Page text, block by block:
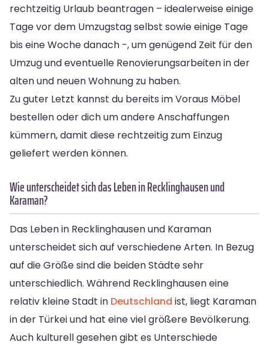
rechtzeitig Urlaub beantragen – idealerweise einige
Tage vor dem Umzugstag selbst sowie einige Tage
bis eine Woche danach -, um genügend Zeit für den
Umzug und eventuelle Renovierungsarbeiten in der
alten und neuen Wohnung zu haben.
Zu guter Letzt kannst du bereits im Voraus Möbel
bestellen oder dich um andere Anschaffungen
kümmern, damit diese rechtzeitig zum Einzug
geliefert werden können.
Wie unterscheidet sich das Leben in Recklinghausen und
Karaman?
Das Leben in Recklinghausen und Karaman
unterscheidet sich auf verschiedene Arten. In Bezug
auf die Größe sind die beiden Städte sehr
unterschiedlich. Während Recklinghausen eine
relativ kleine Stadt in Deutschland ist, liegt Karaman
in der Türkei und hat eine viel größere Bevölkerung.
Auch kulturell gesehen gibt es Unterschiede